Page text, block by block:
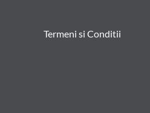
Termeni si Conditii